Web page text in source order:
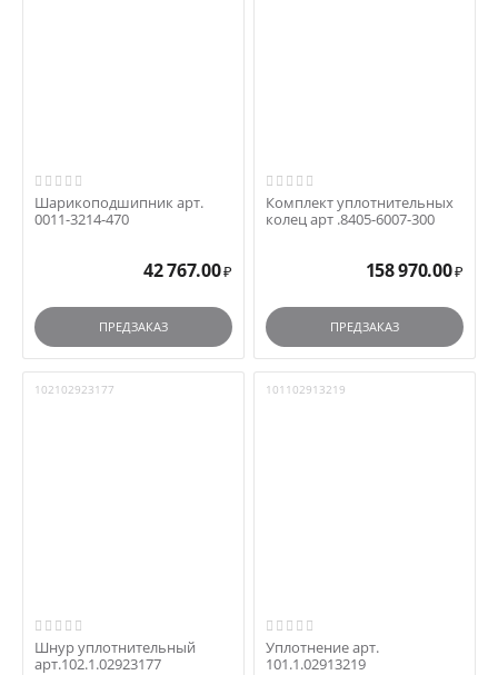
Шарикоподшипник арт.
0011-3214-470
42 767.00 ₽
ПРЕДЗАКАЗ
Комплект уплотнительных
колец арт .8405-6007-300
158 970.00 ₽
ПРЕДЗАКАЗ
102102923177
Шнур уплотнительный
арт.102.1.02923177
101102913219
Уплотнение арт.
101.1.02913219